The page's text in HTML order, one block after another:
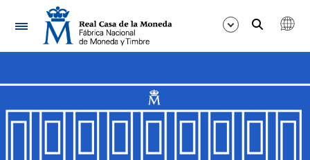
Navegació
Mostra/Amaga